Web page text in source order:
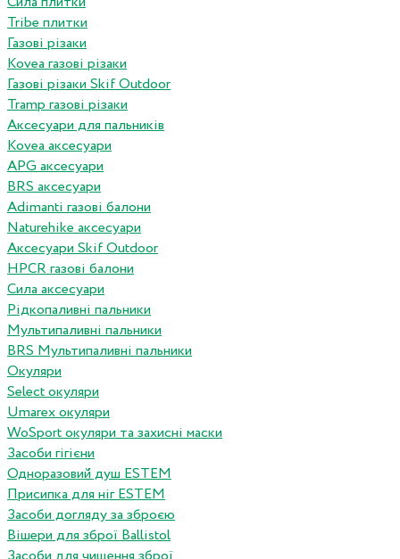
Tribe плитки
Газові різаки
Kovea газові різаки
Газові різаки Skif Outdoor
Tramp газові різаки
Аксесуари для пальників
Kovea аксесуари
APG аксесуари
BRS аксесуари
Adimanti газові балони
Naturehike аксесуари
Аксесуари Skif Outdoor
HPCR газові балони
Сила аксесуари
Рідкопаливні пальники
Мультипаливні пальники
BRS Мультипаливні пальники
Окуляри
Select окуляри
Umarex окуляри
WoSport окуляри та захисні маски
Засоби гігієни
Одноразовий душ ESTEM
Присипка для ніг ESTEM
Засоби догляду за зброєю
Вішери для зброї Ballistol